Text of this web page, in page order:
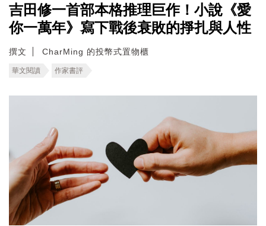
吉田修一首部本格推理巨作！小說《愛
你一萬年》寫下戰後衰敗的掙扎與人性
撰文 CharMing 的投幣式置物櫃
華文閱讀 作家書評